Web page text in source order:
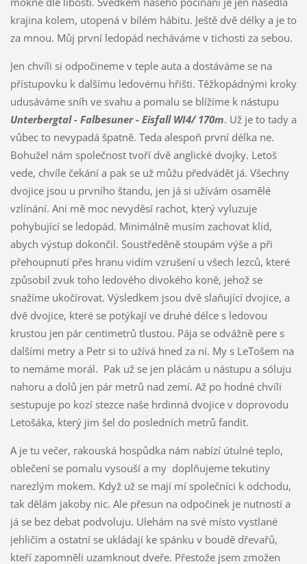
krajina kolem, utopená v bílém hábitu. Ještě dvě délky a je to
za mnou. Můj první ledopád necháváme v tichosti za sebou.
Jen chvíli si odpočineme v teple auta a dostáváme se na
přístupovku k dalšímu ledovému hřišti. Těžkopádnými kroky
udusáváme sníh ve svahu a pomalu se blížíme k nástupu
Unterbergtal - Falbesuner - Eisfall WI4/ 170m. Už je to tady a
vůbec to nevypadá špatně. Teda alespoň první délka ne.
Bohužel nám společnost tvoří dvě anglické dvojky. Letoš
vede, chvíle čekání a pak se už můžu předvádět já. Všechny
dvojice jsou u prvního štandu, jen já si užívám osamělé
vzlínání. Ani mě moc nevyděsí rachot, který vyluzuje
pohybující se ledopád. Minimálně musím zachovat klid,
abych výstup dokončil. Soustředěně stoupám výše a při
přehoupnutí přes hranu vidím vzrušení u všech lezců, které
způsobil zvuk toho ledového divokého koně, jehož se
snažíme ukočírovat. Výsledkem jsou dvě slaňující dvojice, a
dvě dvojice, které se potýkají ve druhé délce s ledovou
krustou jen pár centimetrů tlustou. Pája se odvážně pere s
dalšími metry a Petr si to užívá hned za ní. My s LeTošem na
to nemáme morál. Pak už se jen plácám u nástupu a sóluju
nahoru a dolů jen pár metrů nad zemí. Až po hodné chvíli
sestupuje po kozí stezce naše hrdinná dvojice v doprovodu
Letošáka, který jim šel do posledních metrů fandit.
A je tu večer, rakouská hospůdka nám nabízí útulné teplo,
oblečení se pomalu vysouší a my doplňujeme tekutiny
narezlým mokem. Když už se mají mí společníci k odchodu,
tak dělám jakoby nic. Ale přesun na odpočinek je nutností a
já se bez debat podvoluju. Ulehám na své místo vystlané
jehličím a ostatní se ukládají ke spánku v boudě dřevařů,
kteří zapomněli uzamknout dveře. Přestože jsem zmožen